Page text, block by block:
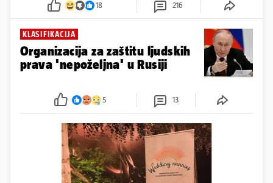
18 216
KLASIFIKACIJA
Organizacija za zaštitu ljudskih
prava 'nepoželjna' u Rusiji
5 13